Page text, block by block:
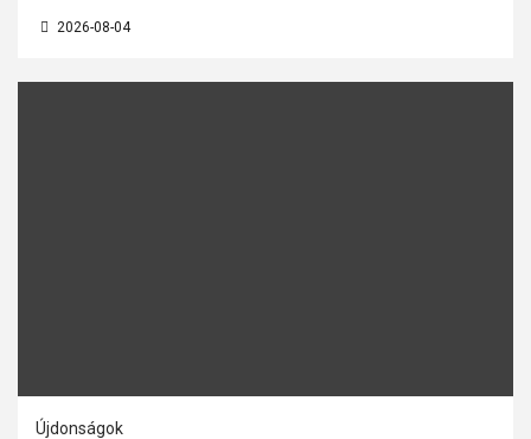
2026-08-04
Újdonságok